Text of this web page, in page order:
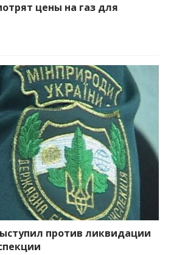
цены на газ для
против ликвидации